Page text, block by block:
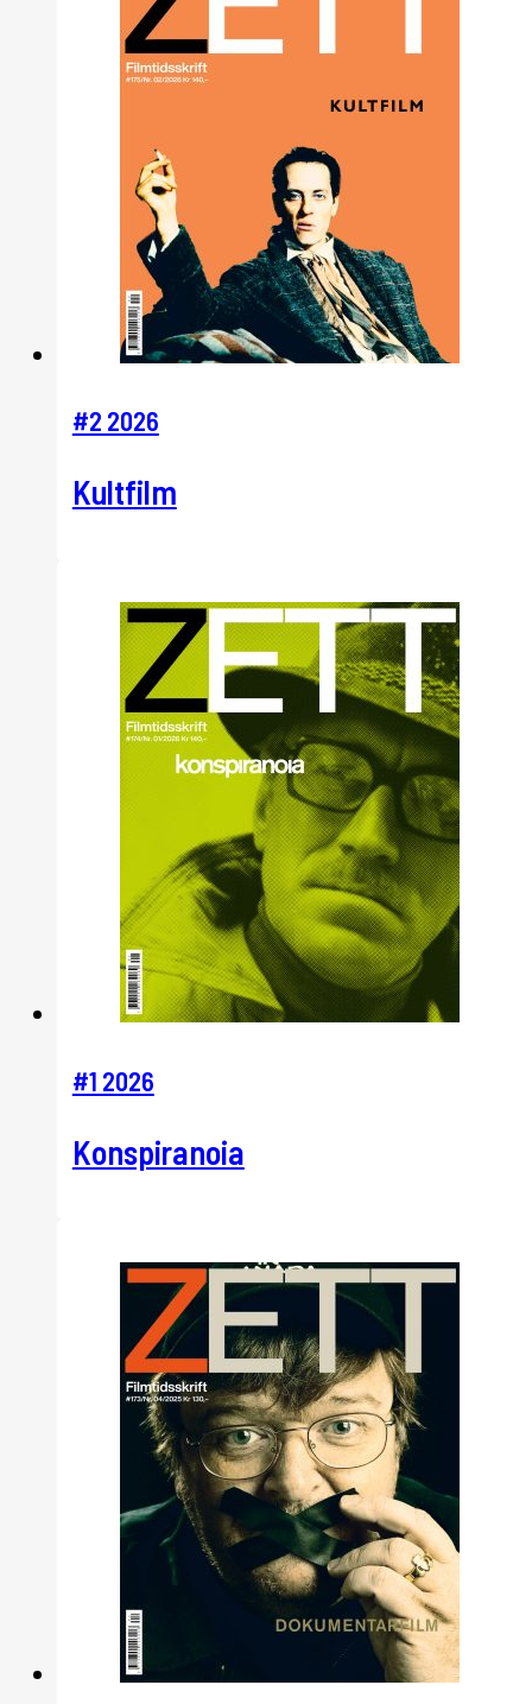
#2 2026
Kultfilm
#1 2026
Konspiranoia